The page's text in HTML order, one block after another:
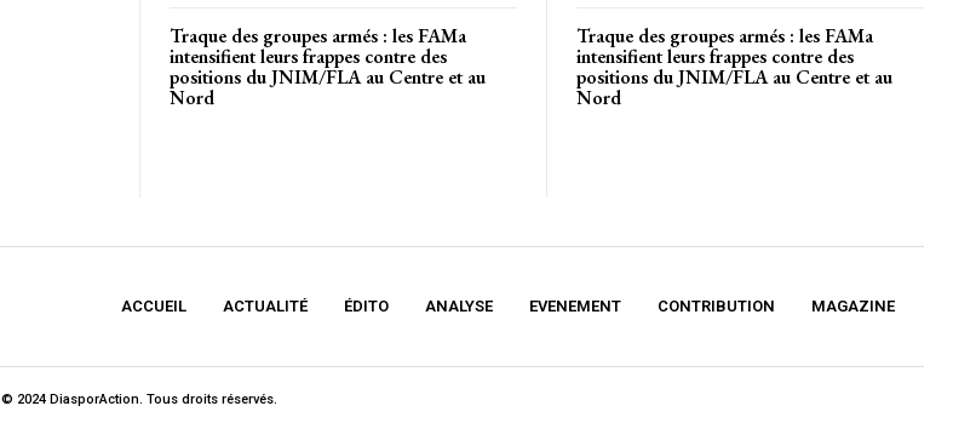
Traque des groupes armés : les FAMa
intensifient leurs frappes contre des
positions du JNIM/FLA au Centre et au
Nord
Traque des groupes armés : les FAMa
intensifient leurs frappes contre des
positions du JNIM/FLA au Centre et au
Nord
ACCUEIL ACTUALITÉ ÉDITO ANALYSE EVENEMENT CONTRIBUTION MAGAZINE
© 2024 DiasporAction. Tous droits réservés.